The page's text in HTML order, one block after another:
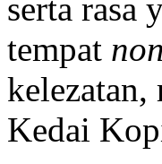
serta rasa
tempat
kelezatan,
Kedai